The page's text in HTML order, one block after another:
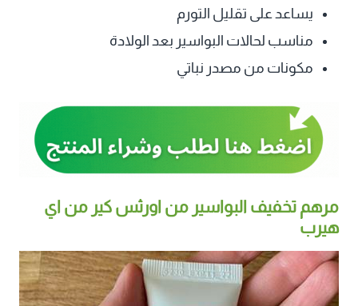
يساعد على تقليل التورم
مناسب لحالات البواسير بعد الولادة
مكونات من مصدر نباتي
مرهم تخفيف البواسير من اورثس كير من اي
هيرب